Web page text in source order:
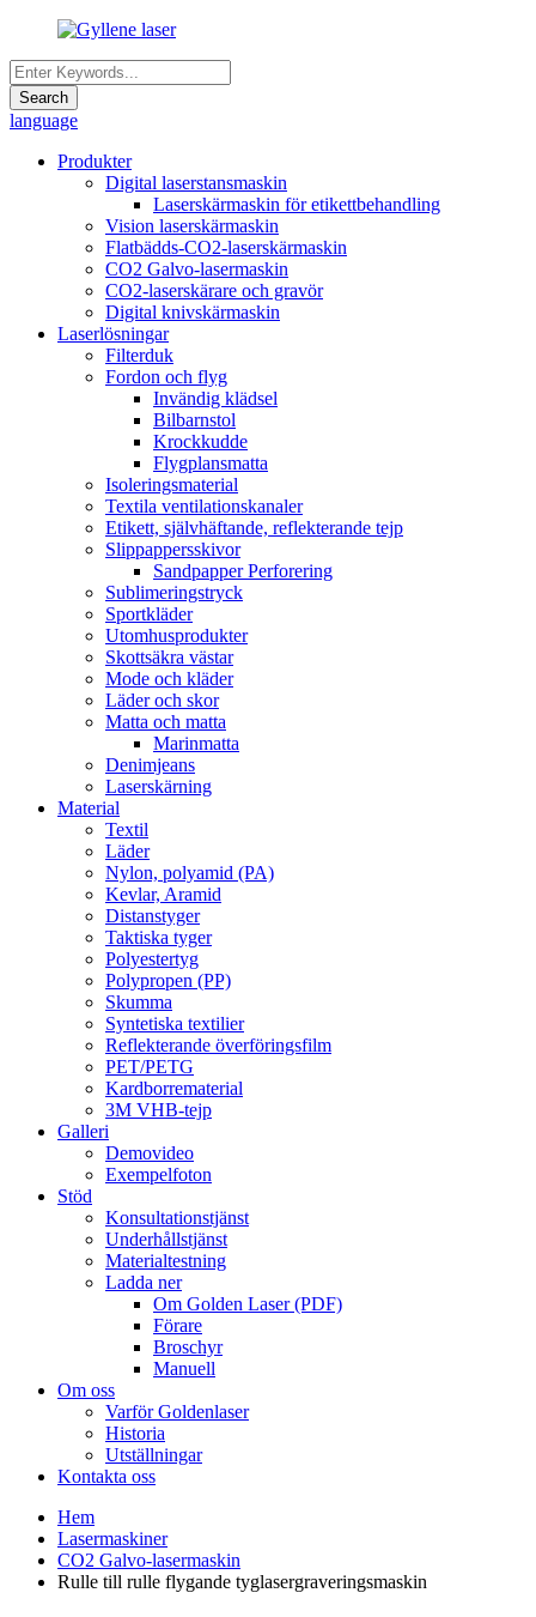
language
Produkter
Digital laserstansmaskin
Laserskärmaskin för etikettbehandling
Vision laserskärmaskin
Flatbädds-CO2-laserskärmaskin
CO2 Galvo-lasermaskin
CO2-laserskärare och gravör
Digital knivskärmaskin
Laserlösningar
Filterduk
Fordon och flyg
Invändig klädsel
Bilbarnstol
Krockkudde
Flygplansmatta
Isoleringsmaterial
Textila ventilationskanaler
Etikett, självhäftande, reflekterande tejp
Slippappersskivor
Sandpapper Perforering
Sublimeringstryck
Sportkläder
Utomhusprodukter
Skottsäkra västar
Mode och kläder
Läder och skor
Matta och matta
Marinmatta
Denimjeans
Laserskärning
Material
Textil
Läder
Nylon, polyamid (PA)
Kevlar, Aramid
Distanstyger
Taktiska tyger
Polyestertyg
Polypropen (PP)
Skumma
Syntetiska textilier
Reflekterande överföringsfilm
PET/PETG
Kardborrematerial
3M VHB-tejp
Galleri
Demovideo
Exempelfoton
Stöd
Konsultationstjänst
Underhållstjänst
Materialtestning
Ladda ner
Om Golden Laser (PDF)
Förare
Broschyr
Manuell
Om oss
Varför Goldenlaser
Historia
Utställningar
Kontakta oss
Hem
Lasermaskiner
CO2 Galvo-lasermaskin
Rulle till rulle flygande tyglasergraveringsmaskin